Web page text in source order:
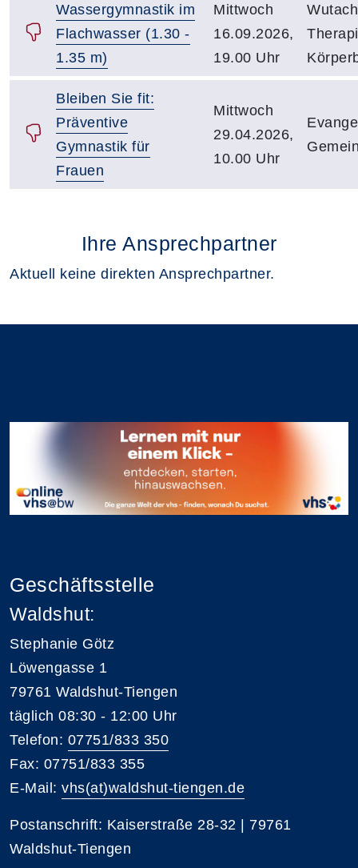
Wassergymnastik im
Flachwasser (1.30 -
1.35 m)
Mittwoch
16.09.2026,
19.00 Uhr
Bleiben Sie fit:
Präventive
Gymnastik für
Frauen
Mittwoch
29.04.2026,
10.00 Uhr
Ihre Ansprechpartner
Aktuell keine direkten Ansprechpartner.
Geschäftsstelle
Waldshut:
Stephanie Götz
Löwengasse 1
79761 Waldshut-Tiengen
täglich 08:30 - 12:00 Uhr
Telefon: 07751/833 350
Fax: 07751/833 355
E-Mail: vhs(at)waldshut-tiengen.de
Postanschrift: Kaiserstraße 28-32 | 79761
Waldshut-Tiengen